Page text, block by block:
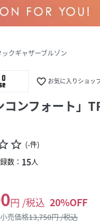
クギャザーブルゾン
favorite_border お気に入りショッ
コンフォート」
star_border (-件)
数： 15人
円 /税込 20%OFF
売価格13,750円 /税込